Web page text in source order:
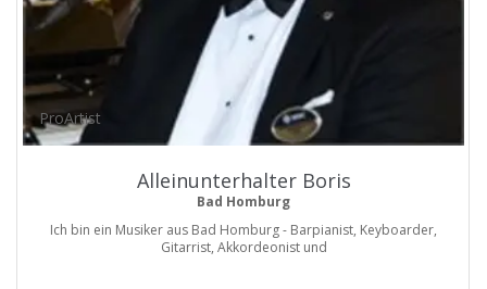
ProArtist
Alleinunterhalter Boris
Bad Homburg
Ich bin ein Musiker aus Bad Homburg - Barpianist, Keyboarder,
Gitarrist, Akkordeonist und